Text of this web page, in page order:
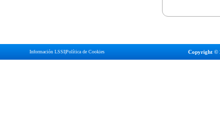
Información LSSI|Política de Cookies Copyright ©